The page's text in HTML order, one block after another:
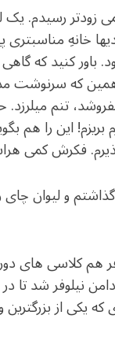
c
e
b
o
o
k
itt
e
r
at
ar
in
من کمی زودتر
خانه­ِ مناسب­تری
کنید که
که سرنوشت
تنم
این را هم
فکرش کمی
و لیوان
هم کلاسی­ های
نیلوفر شد
که یکی از